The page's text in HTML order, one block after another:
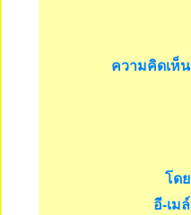
ความคิดเห็น
โดย
อี-เมล์